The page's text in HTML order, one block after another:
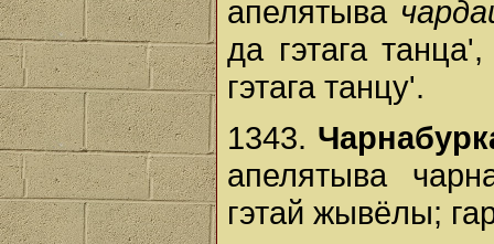
апелятыва
да гэтага
гэтага танцу'.
1343.
апелятыва
гэтай жывёлы;